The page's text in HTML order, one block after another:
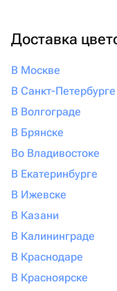
Доставка
В Москве
В Санкт-Петербурге
В Волгограде
В Брянске
Во Владивостоке
В Екатеринбурге
В Ижевске
В Казани
В Калининграде
В Краснодаре
В Красноярске